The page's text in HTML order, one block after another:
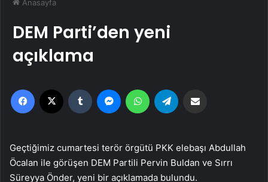
Anasayfa
DEM Parti’den yeni
açıklama
Facebook Tumblr MessengerWhatsApp
Geçtiğimiz cumartesi terör örgütü PKK elebaşı Abdullah
Öcalan ile görüşen DEM Partili Pervin Buldan ve Sırrı
Süreyya Önder, yeni bir açıklamada bulundu.